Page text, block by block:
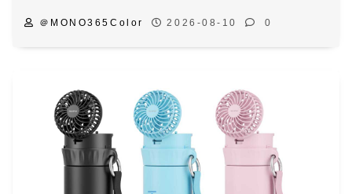
＠MONO365Color 2026-08-10 0